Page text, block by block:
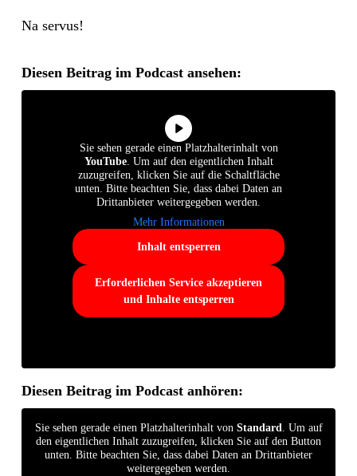
Na servus!
Diesen Beitrag im Podcast ansehen:
Sie sehen gerade einen Platzhalterinhalt von
YouTube. Um auf den eigentlichen Inhalt
zuzugreifen, klicken Sie auf die Schaltfläche
unten. Bitte beachten Sie, dass dabei Daten an
Drittanbieter weitergegeben werden.
Mehr Informationen
Inhalt entsperren
Erforderlichen Service akzeptieren
und Inhalte entsperren
Diesen Beitrag im Podcast anhören:
Sie sehen gerade einen Platzhalterinhalt von Standard. Um auf
den eigentlichen Inhalt zuzugreifen, klicken Sie auf den Button
unten. Bitte beachten Sie, dass dabei Daten an Drittanbieter
weitergegeben werden.